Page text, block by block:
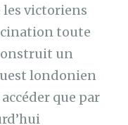
victoriens
toute
un
londonien
que par